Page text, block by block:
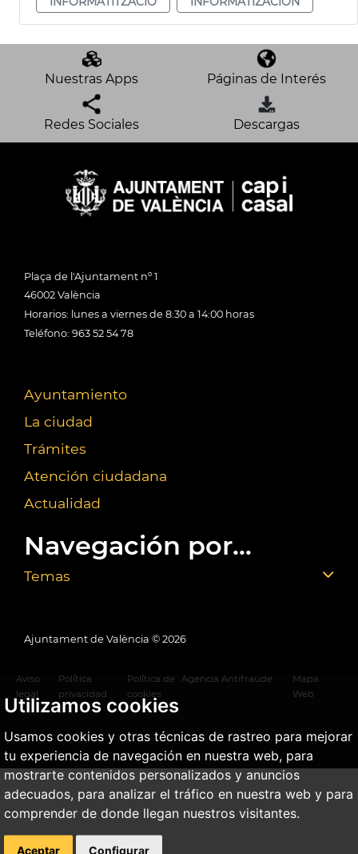
Utilizamos cookies
Usamos cookies y otras técnicas de rastreo para mejorar
tu experiencia de navegación en nuestra web, para
mostrarte contenidos personalizados y anuncios
adecuados, para analizar el tráfico en nuestra web y para
comprender de donde llegan nuestros visitantes.
Aceptar Configurar
Nuestras Apps Páginas de Interés
Redes Sociales Descargas
Plaça de l'Ajuntament nº 1
46002 València
Horarios: lunes a viernes de 8:30 a 14:00 horas
Teléfono: 963 52 54 78
Ayuntamiento
La ciudad
Trámites
Atención ciudadana
Actualidad
Navegación por...
Temas
Ajuntament de València © 2026
Aviso
legal
Política
privacidad
Política de
cookies
Agencia Antifraude
Mapa
Web